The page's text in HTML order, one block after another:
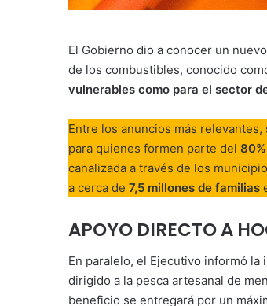
El Gobierno dio a conocer un
de los combustibles, conocido
vulnerables como para el sector
Entre los anuncios más
para quienes formen parte del
canalizada a través de los
a cerca de 7,5 millones de familias
APOYO DIRECTO A
En paralelo, el Ejecutivo informó la
dirigido a la pesca artesanal de
beneficio se entregará por un